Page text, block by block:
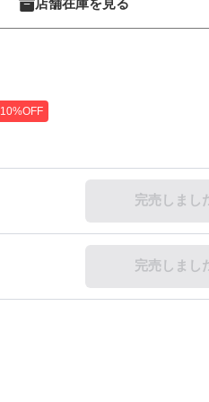
店舗在庫を見る
10%OFF
完売しまし
完売しまし